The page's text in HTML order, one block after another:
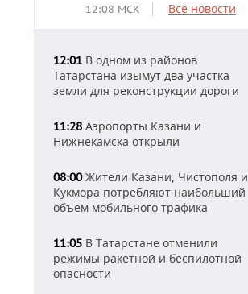
12:08 МСК Все новости
12:01 В одном из районов
Татарстана изымут два участка
земли для реконструкции дороги
11:28 Аэропорты Казани и
Нижнекамска открыли
08:00Жители Казани, Чистополя и
Кукмора потребляют наибольший
объем мобильного трафика
11:05 В Татарстане отменили
режимы ракетной и беспилотной
опасности